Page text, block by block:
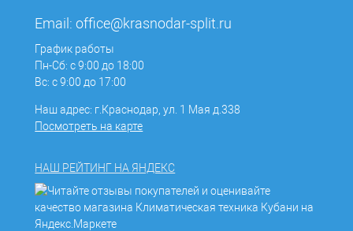
Email:office@krasnodar-split.ru
График работы
Пн-Сб: с 9:00 до 18:00
Вс: с 9:00 до 17:00
Наш адрес: г.Краснодар, ул. 1 Мая д.338
Посмотреть на карте
НАШ РЕЙТИНГ НА ЯНДЕКС